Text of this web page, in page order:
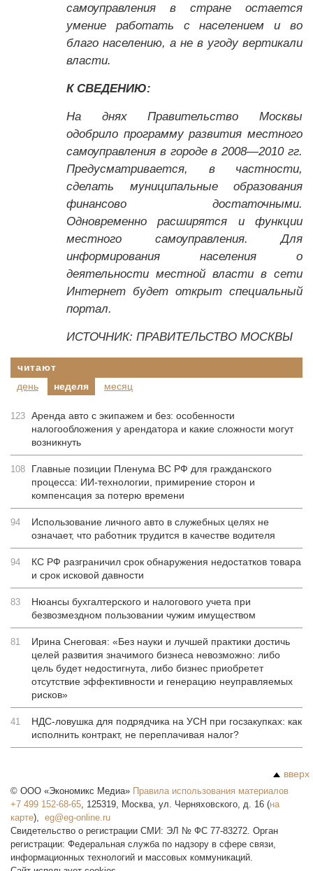
самоуправления в стране остается
умение работать с населением и во
благо населению, а не в угоду вертикали
власти.
К СВЕДЕНИЮ:
На днях Правительство Москвы
одобрило программу развития местного
самоуправления в городе в 2008—2010 гг.
Предусматривается, в частности,
сделать муниципальные образования
финансово достаточными.
Одновременно расширятся и функции
местного самоуправления. Для
информирования населения о
деятельности местной власти в сети
Интернет будет открыт специальный
портал.
ИСТОЧНИК: ПРАВИТЕЛЬСТВО МОСКВЫ
читают
день
неделя месяц
123 Аренда авто с экипажем и без: особенности
налогообложения у арендатора и какие сложности могут
возникнуть
108
Главные позиции Пленума ВС РФ для гражданского
процесса: ИИ-технологии, примирение сторон и
компенсация за потерю времени
94
Использование личного авто в служебных целях не
означает, что работник трудится в качестве водителя
94
КС РФ разграничил срок обнаружения недостатков товара
и срок исковой давности
83
Нюансы бухгалтерского и налогового учета при
безвозмездном пользовании чужим имуществом
81
Ирина Снеговая: «Без науки и лучшей практики достичь
целей развития значимого бизнеса невозможно: либо
цель будет недостигнута, либо бизнес приобретет
отсутствие эффективности и генерацию неуправляемых
рисков»
41
НДС-ловушка для подрядчика на УСН при госзакупках: как
исполнить контракт, не переплачивая налог?
вверх
© ООО «Экономикс Медиа» Правила использования материалов
+7 499 152-68-65, 125319, Москва, ул. Черняховского, д. 16 (на
карте),
Свидетельство о регистрации СМИ: ЭЛ № ФС 77-83272. Орган
регистрации: Федеральная служба по надзору в сфере связи,
информационных технологий и массовых коммуникаций.